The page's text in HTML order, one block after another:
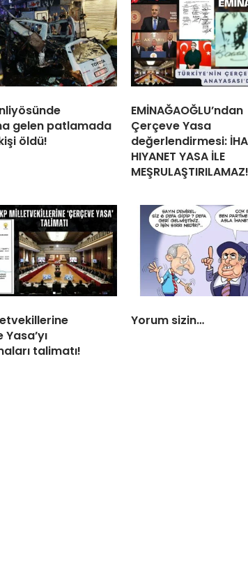
gelen patlamada
öldü!
EMİNAĞAOĞLU’ndan
Çerçeve Yasa
değerlendirmesi:
HIYANET YASA İLE
MEŞRULAŞTIRILAMAZ!
talimatı!
Yorum sizin…